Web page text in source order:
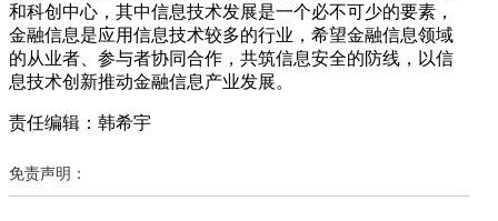
和科创中心，其中信息技术发展是一个必不可少的要素，
金融信息是应用信息技术较多的行业，希望金融信息领域
的从业者、参与者协同合作，共筑信息安全的防线，以信
息技术创新推动金融信息产业发展。
责任编辑：韩希宇
免责声明：